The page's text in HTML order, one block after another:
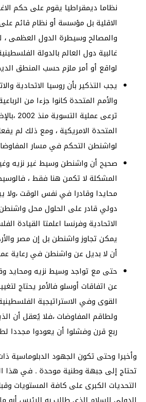
نظاما ديمقراطيا يقوم على حكم
الاقلية بل مؤسسة أو نظام قائم
والمصالح وسيطرة الدول العظمى ،
غالبية دول العالم بالدولة
لواقع أو أمر ملزم حسب المنطق
يجب التذكير بأن روسيا الاتحادية
والأمم المتحدة كانوا جزءا من
ترعى عملية
المتحدة الامريكية ، ومع ذلك لم
لواشنطن التحكم في مسار
صحيح أن واشنطن وسيط غير نزيه
المشكلة لا تكمن هنا فقط ،
محايدا وقادرا في نفس الوقت
دولي قادر على الحلول محل
الاتحادية وفرنسا اعلمتا القيادة
يمكن تجاوز واشنطن بل إن مصر
أن لا بديل عن واشنطن في رعاية
حتى مع تواجد وسيط نزيه ومحايد
عن اتفاقات أوسلو فالأمر يحتاج
القوى وفي الاستراتيجية
ولطاقم المفاوضات ،فلا يُعقل أن
ربع قرن وفشلوا أن يعودوا مجددا
وأخيرا وحتى تكون الجهود الدبلوماسية
تحتاج إلى جبهة وطنية موحدة . في
التحديات الكبرى على كافة المستويات